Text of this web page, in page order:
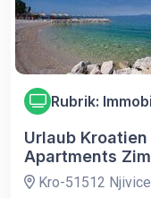
Rubrik:
Urlaub
Apartments
Kro-51512 Njivice